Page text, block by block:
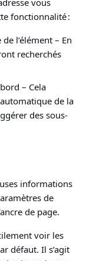
vous
fonctionnalité :
l’élément – En
recherchés
– Cela
de la
des sous-
informations
de
de page.
voir les
défaut. Il s’agit